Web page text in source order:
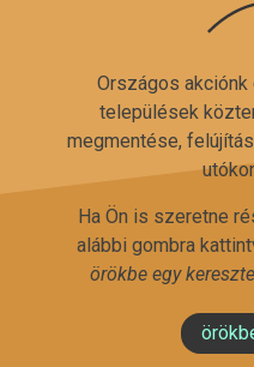
Országos akciónk
települések
megmentése,
Ha Ön is szeretne
alábbi gombra
örökbe egy